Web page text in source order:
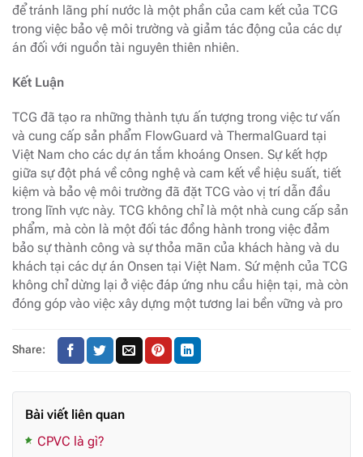
để tránh lãng phí nước là một phần của cam kết của TCG
trong việc bảo vệ môi trường và giảm tác động của các dự
án đối với nguồn tài nguyên thiên nhiên.
Kết Luận
TCG đã tạo ra những thành tựu ấn tượng trong việc tư vấn
và cung cấp sản phẩm FlowGuard và ThermalGuard tại
Việt Nam cho các dự án tắm khoáng Onsen. Sự kết hợp
giữa sự đột phá về công nghệ và cam kết về hiệu suất, tiết
kiệm và bảo vệ môi trường đã đặt TCG vào vị trí dẫn đầu
trong lĩnh vực này. TCG không chỉ là một nhà cung cấp sản
phẩm, mà còn là một đối tác đồng hành trong việc đảm
bảo sự thành công và sự thỏa mãn của khách hàng và du
khách tại các dự án Onsen tại Việt Nam. Sứ mệnh của TCG
không chỉ dừng lại ở việc đáp ứng nhu cầu hiện tại, mà còn
đóng góp vào việc xây dựng một tương lai bền vững và pro
Share:
Bài viết liên quan
CPVC là gì?